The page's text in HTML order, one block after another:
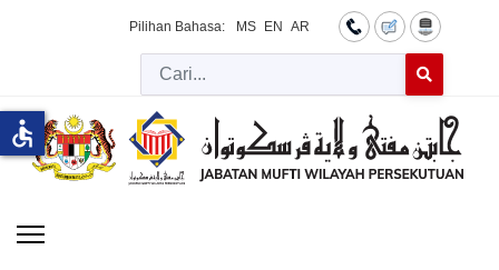
Pilihan Bahasa: MS EN AR
Cari
accessible